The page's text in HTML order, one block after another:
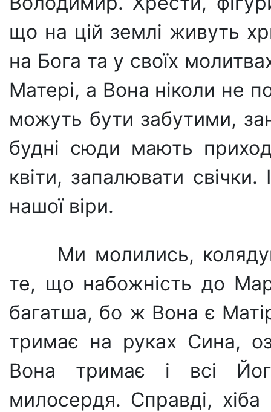
що на цій землі живуть
на Бога та у своїх
Матері, а Вона ніколи не
можуть бути забутими,
будні сюди мають
квіти, запалювати
нашої віри.
Ми молились,
те, що набожність до
багатша, бо ж Вона є
тримає на руках Сина,
Вона тримає і всі
милосердя. Справді, хіба